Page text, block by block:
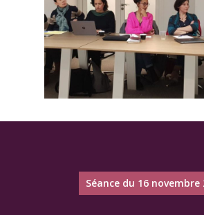
Séance du 16 novembre